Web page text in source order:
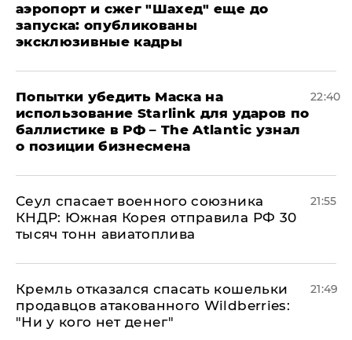
аэропорт и сжег "Шахед" еще до
запуска: опубликованы
эксклюзивные кадры
Попытки убедить Маска на
использование Starlink для ударов по
баллистике в РФ – The Atlantic узнал
о позиции бизнесмена
22:40
​Сеул спасает военного союзника
КНДР: Южная Корея отправила РФ 30
тысяч тонн авиатоплива
21:55
Кремль отказался спасать кошельки
продавцов атакованного Wildberries:
"Ни у кого нет денег"
21:49